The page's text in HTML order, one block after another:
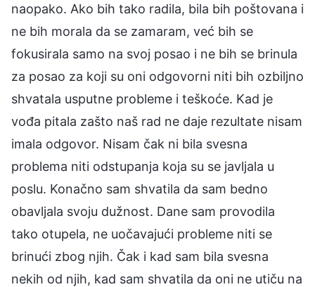
naopako. Ako bih tako radila, bila bih poštovana i
ne bih morala da se zamaram, već bih se
fokusirala samo na svoj posao i ne bih se brinula
za posao za koji su oni odgovorni niti bih ozbiljno
shvatala usputne probleme i teškoće. Kad je
vođa pitala zašto naš rad ne daje rezultate nisam
imala odgovor. Nisam čak ni bila svesna
problema niti odstupanja koja su se javljala u
poslu. Konačno sam shvatila da sam bedno
obavljala svoju dužnost. Dane sam provodila
tako otupela, ne uočavajući probleme niti se
brinući zbog njih. Čak i kad sam bila svesna
nekih od njih, kad sam shvatila da oni ne utiču na